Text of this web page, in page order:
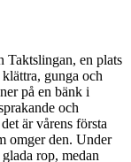
Taktslingan, en plats
gunga och
på en bänk i
och
är vårens första
omger den. Under
rop, medan